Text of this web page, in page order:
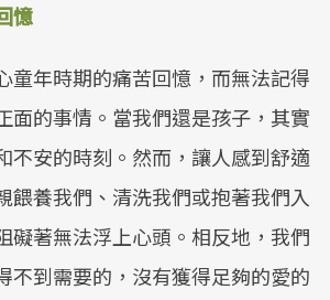
憶
童年時期的痛苦回憶，而無法記得
面的事情。當我們還是孩子，其實
不安的時刻。然而，讓人感到舒適
餵養我們、清洗我們或抱著我們入
礙著無法浮上心頭。相反地，我們
不到需要的，沒有獲得足夠的愛的